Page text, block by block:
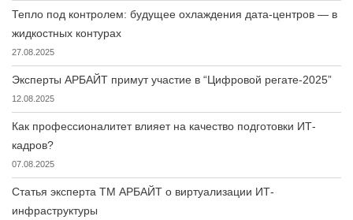
Тепло под контролем: будущее охлаждения дата-центров — в
жидкостных контурах
27.08.2025
Эксперты АРБАЙТ примут участие в “Цифровой регате-2025”
12.08.2025
Как профессионалитет влияет на качество подготовки ИТ-
кадров?
07.08.2025
Статья эксперта ТМ АРБАЙТ о виртуализации ИТ-
инфраструктуры